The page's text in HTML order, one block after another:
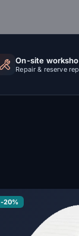
On-site
Repair & reserve
-20%